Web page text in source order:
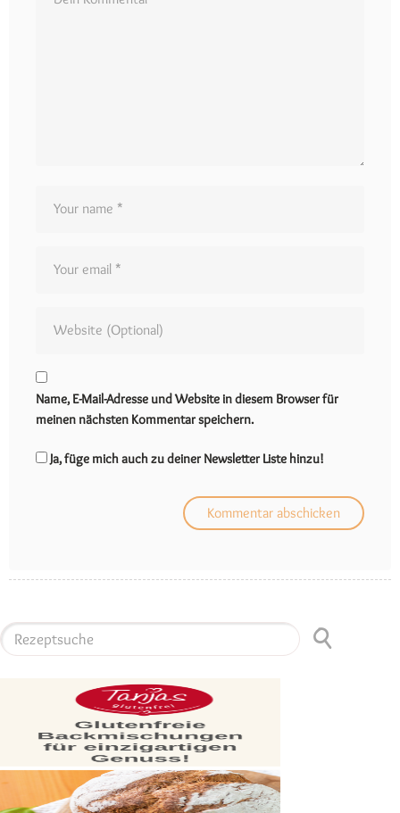
Name, E-Mail-Adresse und Website in diesem Browser für
meinen nächsten Kommentar speichern.
Ja, füge mich auch zu deiner Newsletter Liste hinzu!